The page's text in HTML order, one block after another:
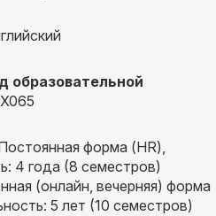
образовательной
форма (HR),
4 года (8 семестров)
(онлайн, вечерняя) форма
5 лет (10 семестров)